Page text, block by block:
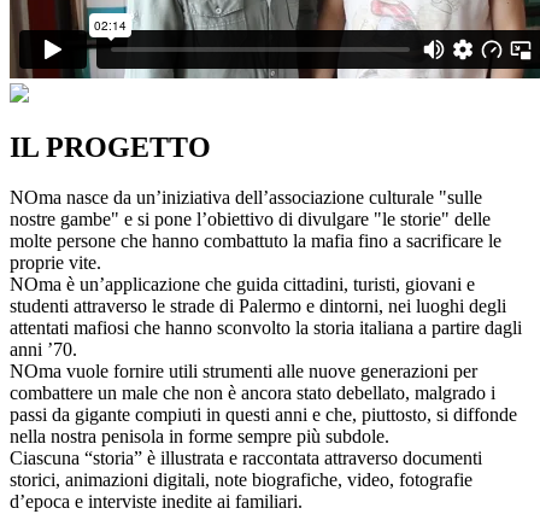
IL PROGETTO
NOma nasce da un’iniziativa dell’associazione culturale "sulle
nostre gambe" e si pone l’obiettivo di divulgare "le storie" delle
molte persone che hanno combattuto la mafia fino a sacrificare le
proprie vite.
NOma è un’applicazione che guida cittadini, turisti, giovani e
studenti attraverso le strade di Palermo e dintorni, nei luoghi degli
attentati mafiosi che hanno sconvolto la storia italiana a partire dagli
anni ’70.
NOma vuole fornire utili strumenti alle nuove generazioni per
combattere un male che non è ancora stato debellato, malgrado i
passi da gigante compiuti in questi anni e che, piuttosto, si diffonde
nella nostra penisola in forme sempre più subdole.
Ciascuna “storia” è illustrata e raccontata attraverso documenti
storici, animazioni digitali, note biografiche, video, fotografie
d’epoca e interviste inedite ai familiari.